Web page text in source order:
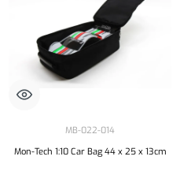
MB-022-014
Mon-Tech 1:10 Car Bag 44 x 25 x 13cm